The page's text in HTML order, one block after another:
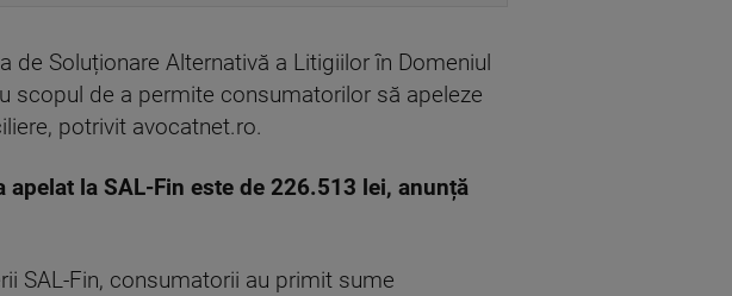
Soluționare Alternativă a Litigiilor în Domeniul
scopul de a permite consumatorilor să apeleze
potrivit avocatnet.ro.
la SAL-Fin este de 226.513 lei, anunță
SAL-Fin, consumatorii au primit sume